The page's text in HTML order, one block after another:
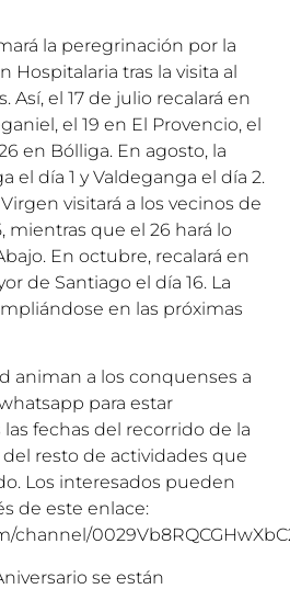
la peregrinación por la
Hospitalaria tras la visita al
Así, el 17 de julio recalará en
el 19 en El Provencio, el
en Bólliga. En agosto, la
el día 1 y Valdeganga el día 2.
visitará a los vecinos de
mientras que el 26 hará lo
En octubre, recalará en
de Santiago el día 16. La
en las próximas
animan a los conquenses a
para estar
fechas del recorrido de la
resto de actividades que
Los interesados pueden
de este enlace:
channel/
se están